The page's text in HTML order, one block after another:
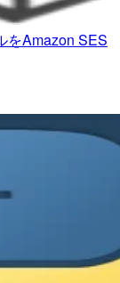
をAmazon SES